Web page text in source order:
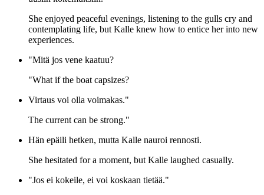
She enjoyed peaceful evenings, listening to the gulls cry and
contemplating life, but Kalle knew how to entice her into new
experiences.
"Mitä jos vene kaatuu?
"What if the boat capsizes?
Virtaus voi olla voimakas."
The current can be strong."
Hän epäili hetken, mutta Kalle nauroi rennosti.
She hesitated for a moment, but Kalle laughed casually.
"Jos ei kokeile, ei voi koskaan tietää."